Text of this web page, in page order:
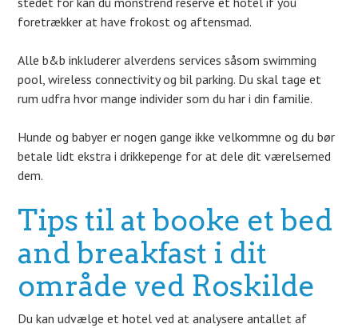
foretrækker at have frokost og aftensmad.
Alle b&b inkluderer alverdens services såsom swimming
pool, wireless connectivity og bil parking. Du skal tage et
rum udfra hvor mange individer som du har i din familie.
Hunde og babyer er nogen gange ikke velkommne og du bør
betale lidt ekstra i drikkepenge for at dele dit værelsemed
dem.
Tips til at booke et bed
and breakfast i dit
område ved Roskilde
Du kan udvælge et hotel ved at analysere antallet af